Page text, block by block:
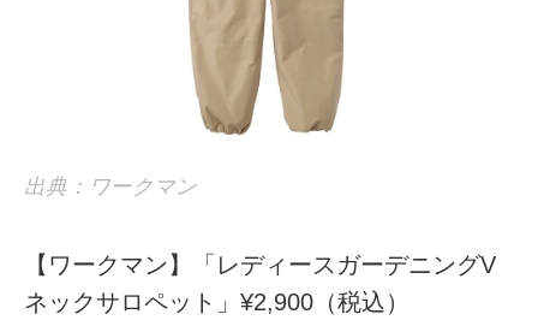
出典：ワークマン
【ワークマン】「レディースガーデニングV
ネックサロペット」¥2,900（税込）